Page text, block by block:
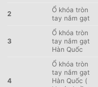
2
Ổ khóa tròn
tay nắm gạt
3
Ổ khóa tròn
tay nắm gạt
Hàn Quốc
4
Ổ khóa tròn
tay nắm gạt
Hàn Quốc (